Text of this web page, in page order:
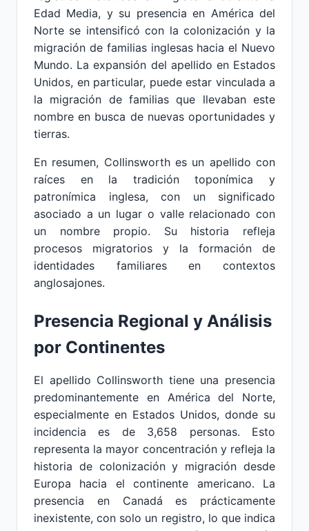
Edad Media, y su presencia en América del
Norte se intensificó con la colonización y la
migración de familias inglesas hacia el Nuevo
Mundo. La expansión del apellido en Estados
Unidos, en particular, puede estar vinculada a
la migración de familias que llevaban este
nombre en busca de nuevas oportunidades y
tierras.
En resumen, Collinsworth es un apellido con
raíces en la tradición toponímica y
patronímica inglesa, con un significado
asociado a un lugar o valle relacionado con
un nombre propio. Su historia refleja
procesos migratorios y la formación de
identidades familiares en contextos
anglosajones.
Presencia Regional y Análisis
por Continentes
El apellido Collinsworth tiene una presencia
predominantemente en América del Norte,
especialmente en Estados Unidos, donde su
incidencia es de 3,658 personas. Esto
representa la mayor concentración y refleja la
historia de colonización y migración desde
Europa hacia el continente americano. La
presencia en Canadá es prácticamente
inexistente, con solo un registro, lo que indica